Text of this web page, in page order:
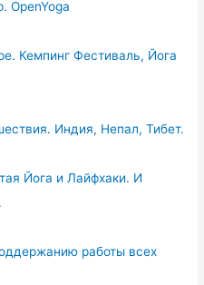
OpenYoga
Кемпинг Фестиваль, Йога
Индия, Непал, Тибет.
Йога и Лайфхаки. И
работы всех